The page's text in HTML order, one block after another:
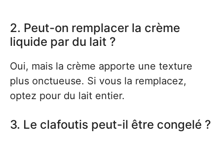
2. Peut-on remplacer la crème
liquide par du lait ?
Oui, mais la crème apporte une texture
plus onctueuse. Si vous la remplacez,
optez pour du lait entier.
3. Le clafoutis peut-il être congelé ?